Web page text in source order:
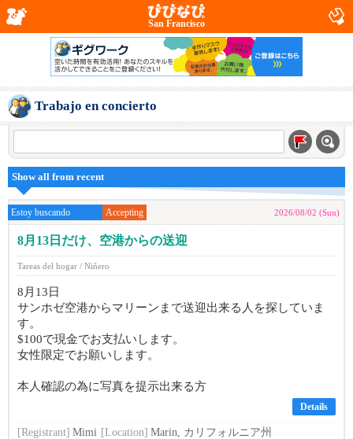
San Francisco
Trabajo en concierto
Show all from recent
Estoy buscando Accepting 2026/08/02 (Sun)
8月13日だけ、空港からの送迎
Tareas del hogar / Niñero
8月13日
サンホゼ空港からマリーンまで送迎出来る人を探していま
す。
$100で現金でお支払いします。
女性限定でお願いします。
本人確認の為に写真を提示出来る方
Details
[Registrant] Mimi [Location] Marin, カリフォルニア州